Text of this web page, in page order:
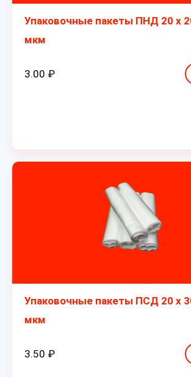
Упаковочные пакеты ПНД 20 х
мкм
3.00 ₽
Упаковочные пакеты ПСД 20 х
мкм
3.50 ₽